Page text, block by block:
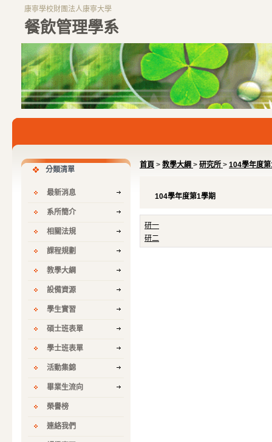
餐飲管理學系
康寧學校財團法人康寧大學
分類清單
最新消息
系所簡介
相關法規
課程規劃
教學大綱
設備資源
學生實習
碩士班表單
學士班表單
活動集錦
畢業生流向
榮譽榜
連絡我們
首頁 > 教學大綱 > 研究所 > 104學年度
104學年度第1學期
研一
研二